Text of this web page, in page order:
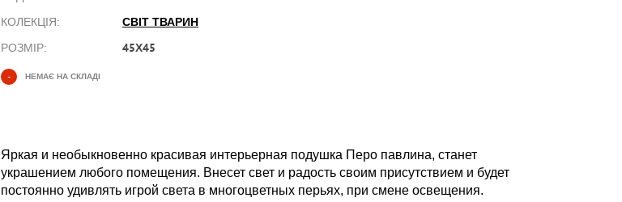
КОЛЕКЦІЯ: СВІТ ТВАРИН
РОЗМІР: 45Х45
- НЕМАЄ НА СКЛАДІ
Яркая и необыкновенно красивая интерьерная подушка Перо павлина, станет
украшением любого помещения. Внесет свет и радость своим присутствием и будет
постоянно удивлять игрой света в многоцветных перьях, при смене освещения.